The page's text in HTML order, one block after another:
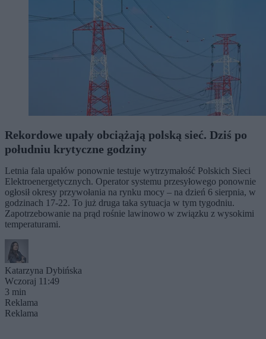
Rekordowe upały obciążają polską sieć. Dziś po
południu krytyczne godziny
Letnia fala upałów ponownie testuje wytrzymałość Polskich Sieci
Elektroenergetycznych. Operator systemu przesyłowego ponownie
ogłosił okresy przywołania na rynku mocy – na dzień 6 sierpnia, w
godzinach 17-22. To już druga taka sytuacja w tym tygodniu.
Zapotrzebowanie na prąd rośnie lawinowo w związku z wysokimi
temperaturami.
Katarzyna Dybińska
Wczoraj 11:49
3 min
Reklama
Reklama